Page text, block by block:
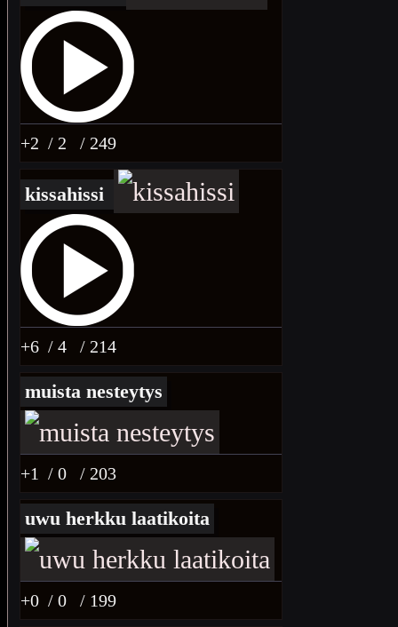
+2 / 2 / 249
kissahissi
+6 / 4 / 214
muista nesteytys
+1 / 0 / 203
uwu herkku laatikoita
+0 / 0 / 199